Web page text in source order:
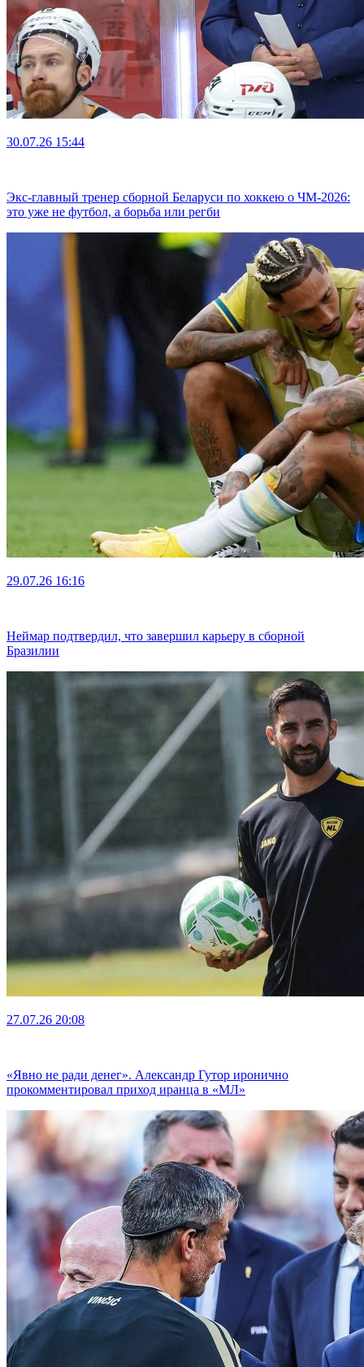
30.07.26 15:44
Экс-главный тренер сборной Беларуси по хоккею о ЧМ-2026:
это уже не футбол, а борьба или регби
29.07.26 16:16
Неймар подтвердил, что завершил карьеру в сборной
Бразилии
27.07.26 20:08
«Явно не ради денег». Александр Гутор иронично
прокомментировал приход иранца в «МЛ»